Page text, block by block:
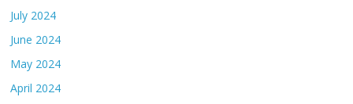
July 2024
June 2024
May 2024
April 2024